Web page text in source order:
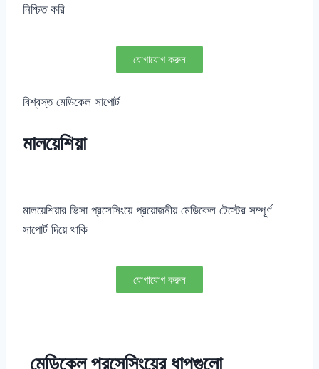
নিশ্চিত করি
যোগাযোগ করুন
বিশ্বস্ত মেডিকেল সাপোর্ট
মালয়েশিয়া
মালয়েশিয়ার ভিসা প্রসেসিংয়ে প্রয়োজনীয় মেডিকেল টেস্টের সম্পূর্ণ
সাপোর্ট দিয়ে থাকি
যোগাযোগ করুন
মেডিকেল প্রসেসিংয়ের ধাপগুলো